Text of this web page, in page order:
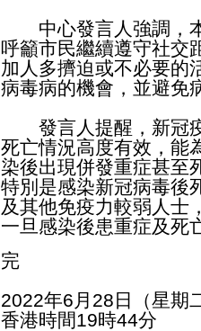
中心發言人強調，本
呼籲市民繼續遵守社交
加人多擠迫或不必要的
病毒病的機會，並避免
發言人提醒，新冠疫
死亡情況高度有效，能
染後出現併發重症甚至
特別是感染新冠病毒後
及其他免疫力較弱人士
一旦感染後患重症及死
完
2022年6月28日（星期
香港時間19時44分